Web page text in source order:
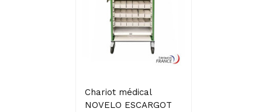
Chariot médical
NOVELO ESCARGOT